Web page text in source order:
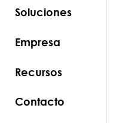
Soluciones
Empresa
Recursos
Contacto